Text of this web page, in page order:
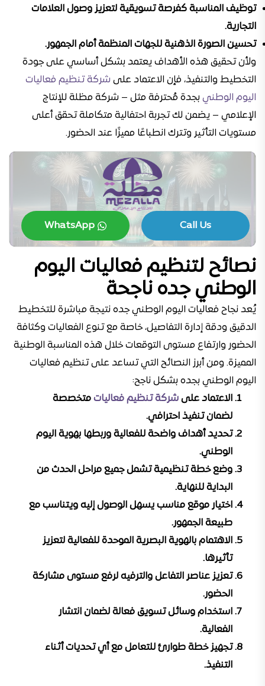
توظيف المناسبة كفرصة تسويقية لتعزيز وصول العلامات
التجارية.
تحسين الصورة الذهنية للجهات المنظمة أمام الجمهور.
ولأن تحقيق هذه الأهداف يعتمد بشكل أساسي على جودة
التخطيط والتنفيذ، فإن الاعتماد على شركة تنظيم فعاليات
اليوم الوطني بجدة مُحترفة مثل – شركة مظلة للإنتاج
الإعلامي – يضمن لك تجربة احتفالية متكاملة تحقق أعلى
مستويات التأثير وتترك انطباعًا مميزًا عند الحضور.
Call Us
WhatsApp
نصائح لتنظيم فعاليات اليوم
الوطني جده ناجحة
يُعد نجاح فعاليات اليوم الوطني جده نتيجة مباشرة للتخطيط
الدقيق ودقة إدارة التفاصيل، خاصة مع تنوع الفعاليات وكثافة
الحضور وارتفاع مستوى التوقعات خلال هذه المناسبة الوطنية
المميزة. ومن أبرز النصائح التي تساعد على تنظيم فعاليات
اليوم الوطني بجده بشكل ناجح:
الاعتماد على شركة تنظيم فعاليات متخصصة
لضمان تنفيذ احترافي.
تحديد أهداف واضحة للفعالية وربطها بهوية اليوم
الوطني.
وضع خطة تنظيمية تشمل جميع مراحل الحدث من
البداية للنهاية.
اختيار موقع مناسب يسهل الوصول إليه ويتناسب مع
طبيعة الجمهور.
الاهتمام بالهوية البصرية الموحدة للفعالية لتعزيز
تأثيرها.
تعزيز عناصر التفاعل والترفيه لرفع مستوى مشاركة
الحضور.
استخدام وسائل تسويق فعالة لضمان انتشار
الفعالية.
تجهيز خطة طوارئ للتعامل مع أي تحديات أثناء
التنفيذ.